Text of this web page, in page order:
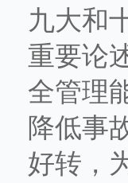
九大和
重要论
全管理
降低事
好转，